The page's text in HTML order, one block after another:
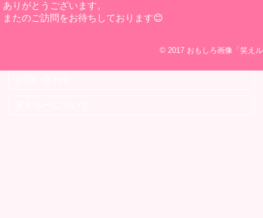
ありがとうございます。
またのご訪問をお待ちしております😊
© 2017 おもしろ画像「笑え